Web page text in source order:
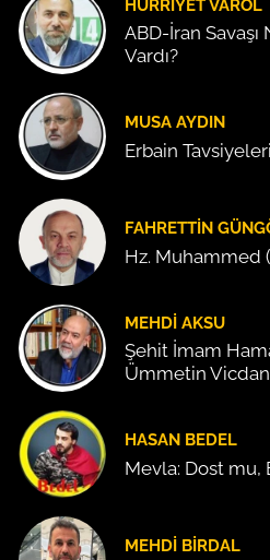
HÜRRIYET VAROL
ABD-İran Savaşı
Vardı?
MUSA AYDIN
Erbain Tavsiyeleri
FAHRETTIN
Hz. Muhammed
MEHDI AKSU
Şehit İmam
Ümmetin
HASAN BEDEL
Mevla: Dost mu,
MEHDI BIRDAL